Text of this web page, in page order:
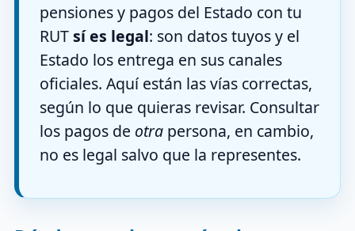
pensiones y pagos del Estado con tu
RUTsí es legal: son datos tuyos y el
Estado los entrega en sus canales
oficiales. Aquí están las vías correctas,
según lo que quieras revisar. Consultar
los pagos de otra persona, en cambio,
no es legal salvo que la representes.